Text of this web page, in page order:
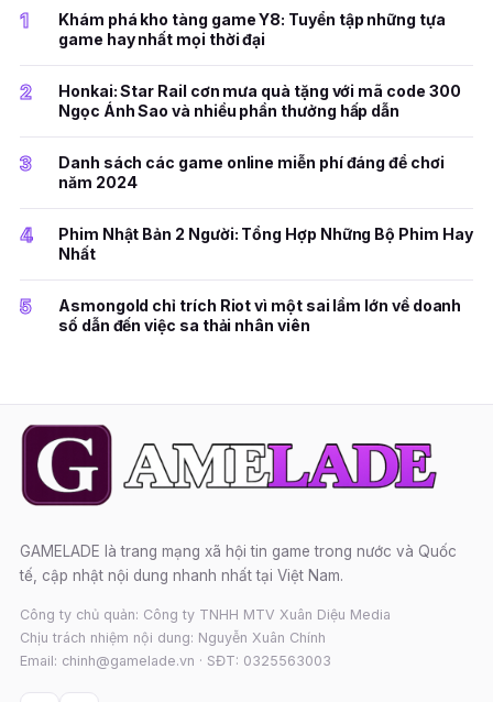
1
Khám phá kho tàng game Y8: Tuyển tập những tựa
game hay nhất mọi thời đại
2
Honkai: Star Rail cơn mưa quà tặng với mã code 300
Ngọc Ánh Sao và nhiều phần thưởng hấp dẫn
3
Danh sách các game online miễn phí đáng để chơi
năm 2024
4
Phim Nhật Bản 2 Người: Tổng Hợp Những Bộ Phim Hay
Nhất
5
Asmongold chỉ trích Riot vì một sai lầm lớn về doanh
số dẫn đến việc sa thải nhân viên
GAMELADE là trang mạng xã hội tin game trong nước và Quốc
tế, cập nhật nội dung nhanh nhất tại Việt Nam.
Công ty chủ quản: Công ty TNHH MTV Xuân Diệu Media
Chịu trách nhiệm nội dung: Nguyễn Xuân Chính
Email: chinh@gamelade.vn · SĐT: 0325563003